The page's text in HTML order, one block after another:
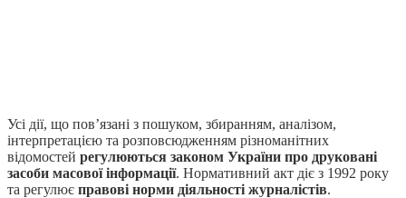
Усі дії, що пов’язані з пошуком, збиранням, аналізом,
інтерпретацією та розповсюдженням різноманітних
відомостей регулюються законом України про друковані
засоби масової інформації. Нормативний акт діє з 1992 року
та регулює правові норми діяльності журналістів.